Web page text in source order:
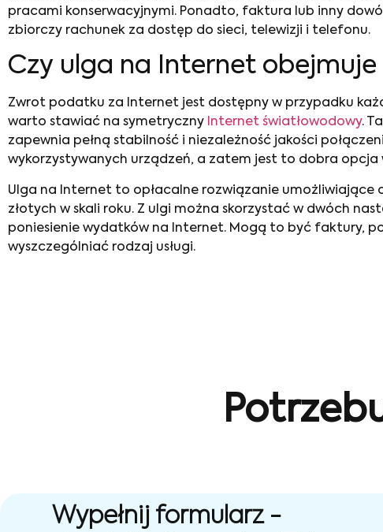
pracami konserwacyjnymi. Ponadto, faktura lub inny
zbiorczy rachunek za dostęp do sieci, telewizji i telefonu.
Czy ulga na Internet obejmuje
Zwrot podatku za Internet jest dostępny w przypadku
warto stawiać na symetryczny Internet światłowodowy.
zapewnia pełną stabilność i niezależność jakości
wykorzystywanych urządzeń, a zatem jest to dobra
Ulga na Internet to opłacalne rozwiązanie umożliwiające
złotych w skali roku. Z ulgi można skorzystać w dwóch
poniesienie wydatków na Internet. Mogą to być faktury,
wyszczególniać rodzaj usługi.
Wypełnij formularz -